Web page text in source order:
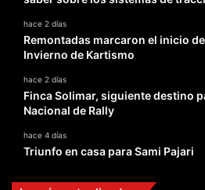
hace 2 días
Remontadas marcaron el inicio
Invierno de Kartismo
hace 2 días
Finca Solimar, siguiente destino
Nacional de Rally
hace 4 días
Triunfo en casa para Sami Pajari